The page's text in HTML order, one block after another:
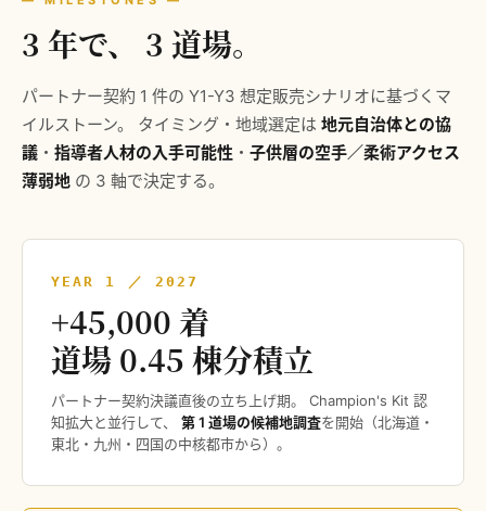
3 年で、 3 道場。
パートナー契約 1 件の Y1-Y3 想定販売シナリオに基づくマ
イルストーン。 タイミング・地域選定は 地元自治体との協
議 ・ 指導者人材の入手可能性 ・ 子供層の空手／柔術アクセス
薄弱地 の 3 軸で決定する。
YEAR 1 ／ 2027
+45,000 着
道場 0.45 棟分積立
パートナー契約決議直後の立ち上げ期。 Champion's Kit 認
知拡大と並行して、 第 1 道場の候補地調査を開始（北海道・
東北・九州・四国の中核都市から）。